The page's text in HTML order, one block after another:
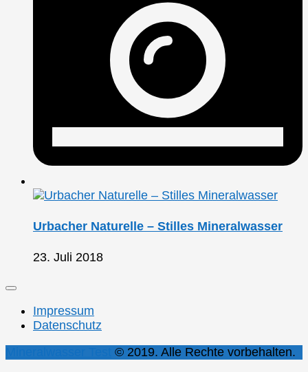
Urbacher Naturelle – Stilles Mineralwasser
23. Juli 2018
Impressum
Datenschutz
© 2019. Alle Rechte vorbehalten.